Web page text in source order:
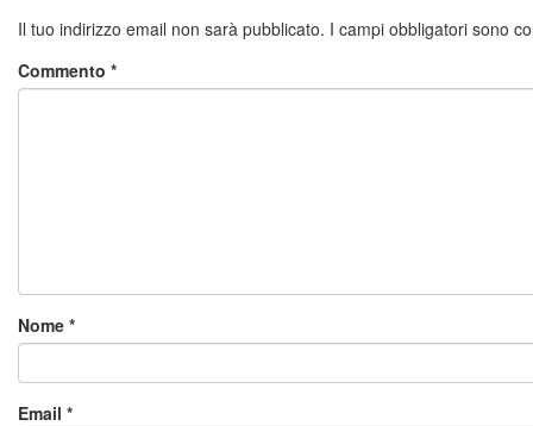
Il tuo indirizzo email non sarà pubblicato. I campi obbligatori sono
Commento *
Nome *
Email *